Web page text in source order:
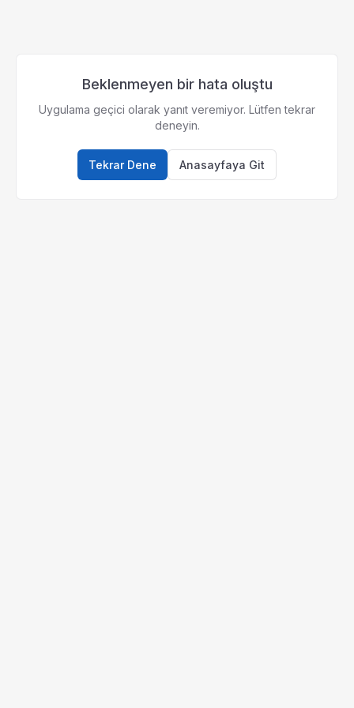
Beklenmeyen bir hata oluştu
Uygulama geçici olarak yanıt veremiyor. Lütfen tekrar
deneyin.
Tekrar Dene Anasayfaya Git